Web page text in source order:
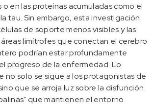
o en las proteínas acumuladas como el
tau. Sin embargo, esta investigación
de soporte menos visibles y las
limítrofes que conectan el cerebro
podrían estar profundamente
progreso de la enfermedad. Lo
no solo se sigue a los protagonistas de
que se arroja luz sobre la disfunción
que mantienen el entorno